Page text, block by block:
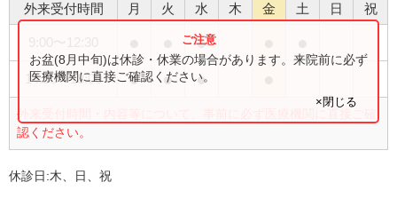
外来受付時間 月 火 水 木 金 土 日 祝
●
14:30〜18:00 ● ● ●
外来受付時間・内容等について、事前に必ず医療機関に直接ご確
認ください。
お盆(8月中旬)は休診・休業の場合があります。来院前に必ず
医療機関に直接ご確認ください。
×閉じる
休診日:木、日、祝